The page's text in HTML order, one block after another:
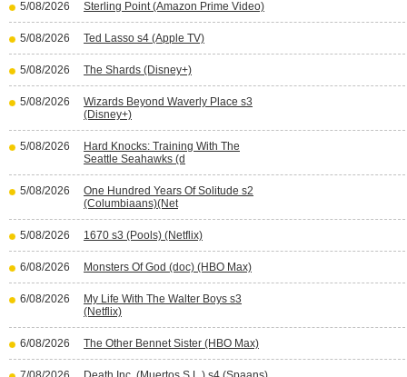
5/08/2026 Sterling Point (Amazon Prime Video)
5/08/2026 Ted Lasso s4 (Apple TV)
5/08/2026 The Shards (Disney+)
5/08/2026
Wizards Beyond Waverly Place s3
(Disney+)
5/08/2026
Hard Knocks: Training With The
Seattle Seahawks (d
5/08/2026
One Hundred Years Of Solitude s2
(Columbiaans)(Net
5/08/2026 1670 s3 (Pools) (Netflix)
6/08/2026 Monsters Of God (doc) (HBO Max)
6/08/2026
My Life With The Walter Boys s3
(Netflix)
6/08/2026 The Other Bennet Sister (HBO Max)